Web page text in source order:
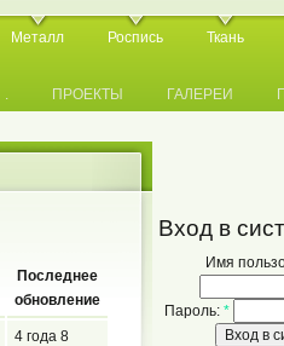
Металл Роспись Ткань
. ПРОЕКТЫ ГАЛЕРЕИ
Последнее
обновление
4 года 8
Вход в
Имя
Пароль: *